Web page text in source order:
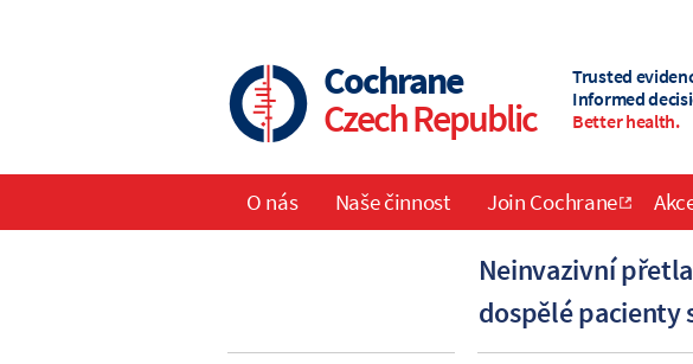
Cochrane
Czech Republic
Trusted
Informed
Better health.
Neinvazivní
dospělé pacienty
Main
O nás Naše činnost Join Cochrane